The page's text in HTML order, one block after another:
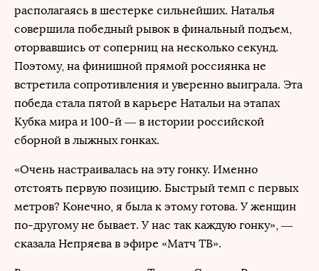
располагаясь в шестерке сильнейших. Наталья
совершила победный рывок в финальный подъем,
оторвавшись от соперниц на несколько секунд.
Поэтому, на финишной прямой россиянка не
встретила сопротивления и уверенно выиграла. Эта
победа стала пятой в карьере Натальи на этапах
Кубка мира и 100-й — в истории российской
сборной в лыжных гонках.
«Очень настраивалась на эту гонку. Именно
отстоять первую позицию. Быстрый темп с первых
метров? Конечно, я была к этому готова. У женщин
по-другому не бывает. У нас так каждую гонку», —
сказала Непряева в эфире «Матч ТВ».